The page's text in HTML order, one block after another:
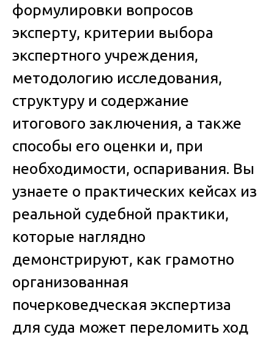
формулировки вопросов
эксперту, критерии выбора
экспертного учреждения,
методологию исследования,
структуру и содержание
итогового заключения, а также
способы его оценки и, при
необходимости, оспаривания. Вы
узнаете о практических кейсах из
реальной судебной практики,
которые наглядно
демонстрируют, как грамотно
организованная
почерковедческая экспертиза
для суда может переломить ход